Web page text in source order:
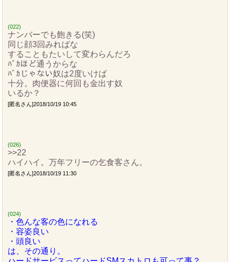
(022)
ナンバーでも飽きる(笑)
同じ顔3回みればな
することもたいして変わらんだろ
ﾊﾞｶほど通うからな
ﾊﾞｶじゃない奴は2度いけば
十分。肉便器に何回も金出す奴
いるか？
[匿名さん]2018/10/19 10:45
(026)
>>22
ハイハイ。万年フリーの乞食客さん。
[匿名さん]2018/10/19 11:30
(024)
・色んな客の色になれる
・容姿良い
・頭良い
は、その通り。